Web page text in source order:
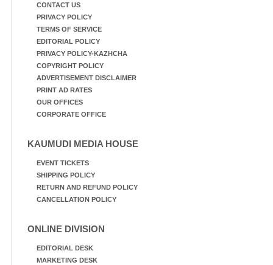
CONTACT US
PRIVACY POLICY
TERMS OF SERVICE
EDITORIAL POLICY
PRIVACY POLICY-KAZHCHA
COPYRIGHT POLICY
ADVERTISEMENT DISCLAIMER
PRINT AD RATES
OUR OFFICES
CORPORATE OFFICE
KAUMUDI MEDIA HOUSE
EVENT TICKETS
SHIPPING POLICY
RETURN AND REFUND POLICY
CANCELLATION POLICY
ONLINE DIVISION
EDITORIAL DESK
MARKETING DESK